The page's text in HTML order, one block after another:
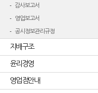
감사보고서
영업보고서
공시정보관리규정
지배구조
윤리경영
영업점안내